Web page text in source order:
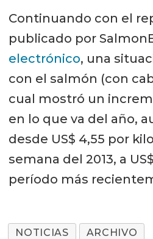
Continuando con el
publicado por
electrónico, una
con el salmón (con
cual mostró un
en lo que va del año,
desde US$ 4,55 por
semana del 2013, a
período más
NOTICIAS ARCHIVO